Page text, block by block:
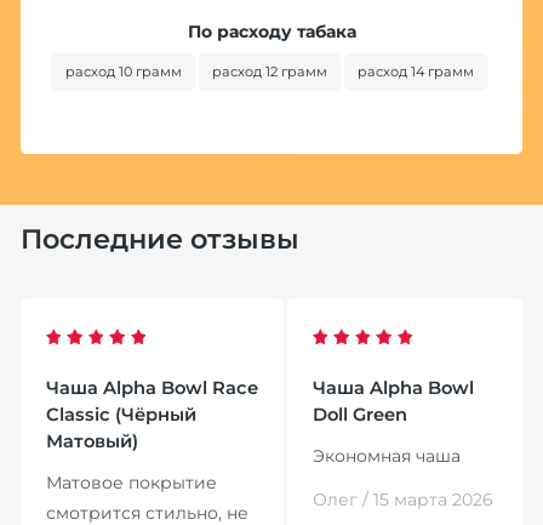
По расходу табака
расход 10 грамм расход 12 грамм расход 14 грамм
Последние отзывы
Чаша Alpha Bowl Race
Classic (Чёрный
Матовый)
Матовое покрытие
смотрится стильно, не
Чаша Alpha Bowl
Doll Green
Экономная чаша
Олег / 15 марта 2026